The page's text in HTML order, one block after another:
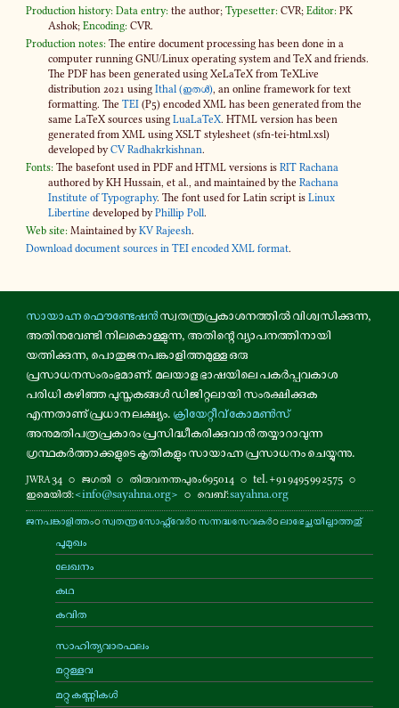
Production history: Data entry: the author;Typesetter: CVR;Editor: PK
Ashok;Encoding: CVR.
Production notes: The entire document processing has been done in a
computer running GNU/Linux operating system and TeX and friends.
The PDF has been generated using XeLaTeX from TeXLive
distribution 2021 usingIthal (ഇതൾ) , an online framework for text
formatting. TheTEI (P5) encoded XML has been generated from the
same LaTeX sources usingLuaLaTeX. HTML version has been
generated from XML using XSLT stylesheet (sfn-​tei-html.xsl)
developed byCV Radhakrkishnan.
Fonts: The basefont used in PDF and HTML versions isRIT Rachana
authored by KH Hussain, et al., and maintained by theRachana
Institute of Typography. The font used for Latin script isLinux
Libertine developed byPhillip Poll.
Web site: Maintained byKV Rajeesh.
Download document sources in TEI encoded XML format.
സായാഹ്ന ഫൌണ്ടേഷൻസ്വതന്ത്രപ്രകാശനത്തിൽ വിശ്വസിക്കുന്ന,
അതിനുവേണ്ടി നിലകൊള്ളുന്ന, അതിന്റെ വ്യാപനത്തിനായി
യത്നിക്കുന്ന, പൊതുജനപങ്കാളിത്തമുള്ള ഒരു
പ്രസാധനസംരംഭമാണ്. മലയാള ഭാഷയിലെ പകർപ്പവകാശ
പരിധി കഴിഞ്ഞ പുസ്തകങ്ങൾ ഡിജിറ്റലായി സംരക്ഷിക്കുക
എന്നതാണു് പ്രധാന ലക്ഷ്യം. ക്രിയേറ്റീവ് കോമൺസ്
അനുമതിപത്രപ്രകാരം പ്രസിദ്ധീകരിക്കുവാൻ തയ്യാറാവുന്ന
ഗ്രന്ഥകർത്താക്കളുടെ കൃതികളും സായാഹ്ന പ്രസാധനം ചെയ്യുന്നു.
JWRA34 ⚬ ജഗതി ⚬ തിരുവനന്തപുരം 695014 ⚬ tel. +91 9495 99 2575 ⚬
ഇമെയിൽ:<info@sayahna.org> ⚬ വെബ്:sayahna.org
ജനപങ്കാളിത്തം⚬സ്വതന്ത്ര സോഫ്റ്റ്‌വേർ⚬സന്നദ്ധസേവകർ⚬ലാഭേച്ഛയില്ലാത്തതു്
പൂമുഖം
ലേഖനം
കഥ
കവിത
സാഹിത്യവാരഫലം
മറ്റുള്ളവ
മറ്റു കണ്ണികൾ